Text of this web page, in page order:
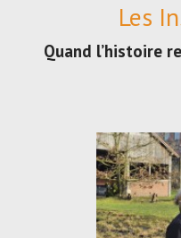
Les
Quand l’histoire